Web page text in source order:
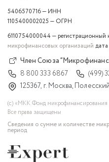
5406570716 — ИНН
1105400002025 — ОГРН
6110754000044 — регистрационный
микрофинансовых организаций
Член Союза
8 800 333 6867
(499)
125367, г. Москва,
(с) «МКК Фонд
Все права защищены
Сведения о сумме и количестве
период